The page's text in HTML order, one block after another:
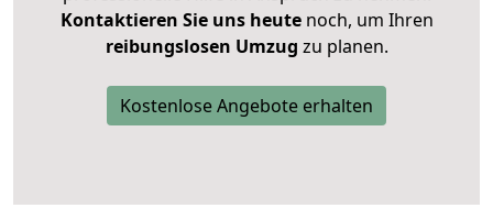
Kontaktieren Sie uns heutenoch, um Ihren
reibungslosen Umzug zu planen.
Kostenlose Angebote erhalten